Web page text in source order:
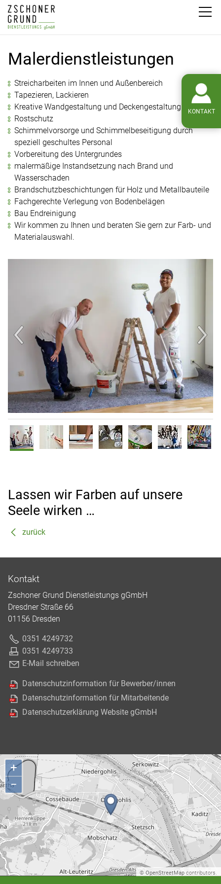
KONTAKT
Malerdienstleistungen
Streicharbeiten im Innen und Außenbereich
Tapezieren, Lackieren
Kreative Wandgestaltung und Deckengestaltung
Rostschutz
Schimmelvorsorge und Schimmelbeseitigung durch
speziell geschultes Personal
Vorbereitung des Untergrundes
malermäßige Instandsetzung nach Brand und
Wasserschaden
Brandschutzbeschichtungen für Holz und Metallbauteile
Fachgerechte Verlegung von Bodenbelägen
Bau Endreinigung
Wir kommen zu Ihnen und beraten Sie gern zur Farb- und
Materialauswahl.
Lassen wir Farben auf unsere
Seele wirken …
zurück
Kontakt
Zschoner Grund Dienstleistungs gGmbH
Dresdner Straße 66
01156 Dresden
0351 4249732
0351 4249733
E-Mail schreiben
Datenschutzinformation für Bewerber/innen
Datenschutzinformation für Mitarbeitende
Datenschutzerklärung Website gGmbH
+
−
©OpenStreetMap contributors.